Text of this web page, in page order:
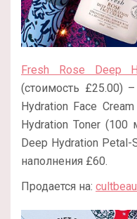
Fresh Rose Deep
(стоимость £25.00)
Hydration Face
Hydration Toner
Deep Hydration Petal-
наполнения £60.
Продается на: